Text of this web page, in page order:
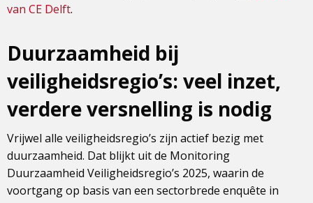
Dit
een
externe
pagina
van CE Delft.
Duurzaamheid bij
veiligheidsregio’s: veel inzet,
verdere versnelling is nodig
Vrijwel alle veiligheidsregio’s zijn actief bezig met
duurzaamheid. Dat blijkt uit de Monitoring
Duurzaamheid Veiligheidsregio’s 2025, waarin de
voortgang op basis van een sectorbrede enquête in